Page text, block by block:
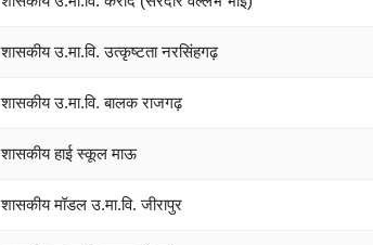
शासकीय उ.मा.वि. उत्कृष्टता नरसिंहगढ़
शासकीय उ.मा.वि. बालक राजगढ़
शासकीय हाई स्कूल माऊ
शासकीय मॉडल उ.मा.वि. जीरापुर